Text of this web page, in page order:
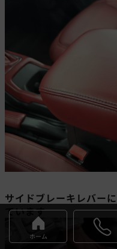
ホーム
サイドブレーキレバー
ています